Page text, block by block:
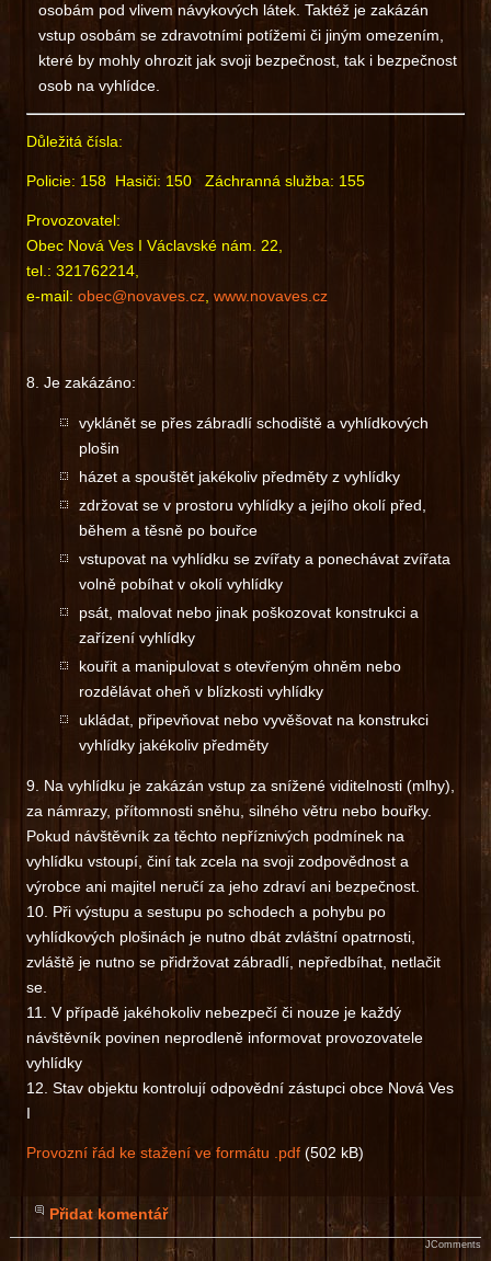
osobám pod vlivem návykových látek. Taktéž je zakázán
vstup osobám se zdravotními potížemi či jiným omezením,
které by mohly ohrozit jak svoji bezpečnost, tak i bezpečnost
osob na vyhlídce.
Důležitá čísla:
Policie: 158 Hasiči: 150 Záchranná služba: 155
Provozovatel:
Obec Nová Ves I Václavské nám. 22,
tel.: 321762214,
e-mail:obec@novaves.cz,www.novaves.cz
8. Je zakázáno:
vyklánět se přes zábradlí schodiště a vyhlídkových
plošin
házet a spouštět jakékoliv předměty z vyhlídky
zdržovat se v prostoru vyhlídky a jejího okolí před,
během a těsně po bouřce
vstupovat na vyhlídku se zvířaty a ponechávat zvířata
volně pobíhat v okolí vyhlídky
psát, malovat nebo jinak poškozovat konstrukci a
zařízení vyhlídky
kouřit a manipulovat s otevřeným ohněm nebo
rozdělávat oheň v blízkosti vyhlídky
ukládat, připevňovat nebo vyvěšovat na konstrukci
vyhlídky jakékoliv předměty
9. Na vyhlídku je zakázán vstup za snížené viditelnosti (mlhy),
za námrazy, přítomnosti sněhu, silného větru nebo bouřky.
Pokud návštěvník za těchto nepříznivých podmínek na
vyhlídku vstoupí, činí tak zcela na svoji zodpovědnost a
výrobce ani majitel neručí za jeho zdraví ani bezpečnost.
10. Při výstupu a sestupu po schodech a pohybu po
vyhlídkových plošinách je nutno dbát zvláštní opatrnosti,
zvláště je nutno se přidržovat zábradlí, nepředbíhat, netlačit
se.
11. V případě jakéhokoliv nebezpečí či nouze je každý
návštěvník povinen neprodleně informovat provozovatele
vyhlídky
12. Stav objektu kontrolují odpovědní zástupci obce Nová Ves
I
Provozní řád ke stažení ve formátu .pdf (502 kB)
Přidat komentář
JComments